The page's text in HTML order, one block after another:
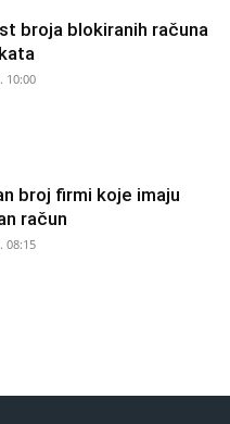
broja blokiranih računa
10:00
broj firmi koje imaju
račun
08:15